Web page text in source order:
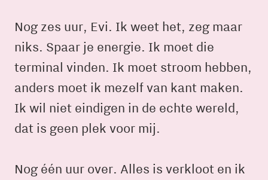
Nog zes uur, Evi. Ik weet het, zeg maar
niks. Spaar je energie. Ik moet die
terminal vinden. Ik moet stroom hebben,
anders moet ik mezelf van kant maken.
Ik wil niet eindigen in de echte wereld,
dat is geen plek voor mij.
Nog één uur over. Alles is verkloot en ik